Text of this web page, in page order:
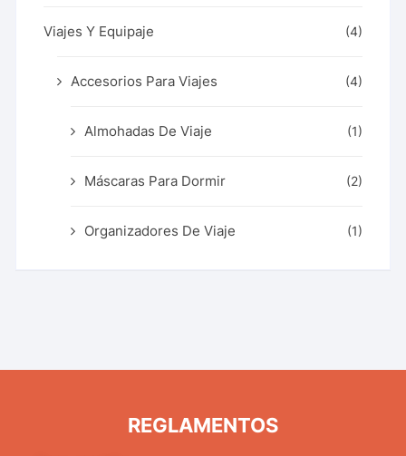
Viajes Y Equipaje (4)
Accesorios Para Viajes (4)
Almohadas De Viaje (1)
Máscaras Para Dormir (2)
Organizadores De Viaje (1)
REGLAMENTOS